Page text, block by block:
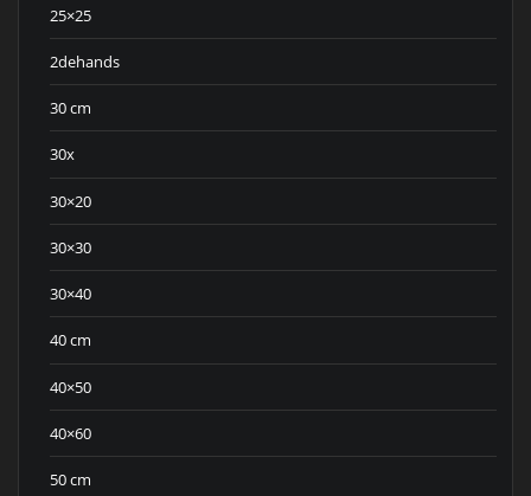
25×25
2dehands
30 cm
30x
30×20
30×30
30×40
40 cm
40×50
40×60
50 cm